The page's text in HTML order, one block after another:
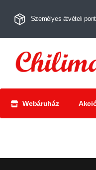
Személyes átvételi
Webáruház